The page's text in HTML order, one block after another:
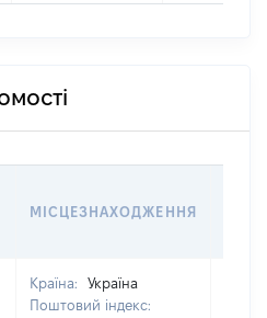
МІСЦЕЗНАХОДЖЕННЯ
Країна:
Україна
Поштовий індекс: